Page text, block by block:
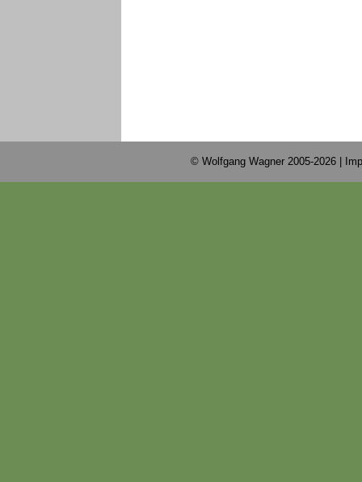
© Wolfgang Wagner 2005-2026 |